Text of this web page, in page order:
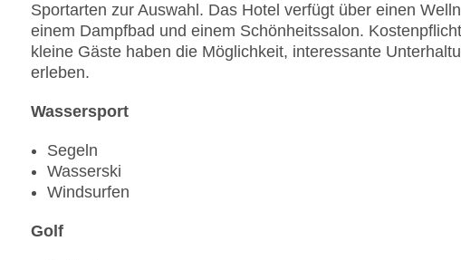
Sportarten zur Auswahl. Das Hotel verfügt über einen
einem Dampfbad und einem Schönheitssalon.
kleine Gäste haben die Möglichkeit, interessante
erleben.
Wassersport
Segeln
Wasserski
Windsurfen
Golf